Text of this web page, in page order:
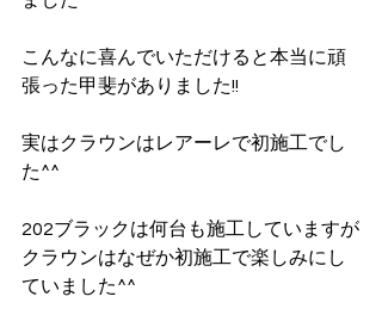
こんなに喜んでいただけると本当に頑
張った甲斐がありました!!
実はクラウンはレアーレで初施工でし
た^^
202ブラックは何台も施工していますが
クラウンはなぜか初施工で楽しみにし
ていました^^